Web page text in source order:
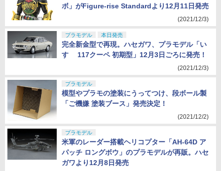
ボ」がFigure-rise Standardより12月11日発売
(2021/12/3)
プラモデル 本日発売
完全新金型で再現。ハセガワ、プラモデル「い
すゞ 117クーペ 初期型」12月3日ごろに発売！
(2021/12/3)
プラモデル
模型やプラモの塗装にうってつけ、段ボール製
「ご機嫌 塗装ブース」発売決定！
(2021/12/2)
プラモデル
米軍のレーダー搭載ヘリコプター「AH-64D ア
パッチ ロングボウ」のプラモデルが再販。ハセ
ガワより12月8日発売